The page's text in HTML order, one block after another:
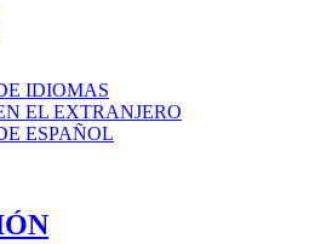
IDIOMAS
EL EXTRANJERO
ESPAÑOL